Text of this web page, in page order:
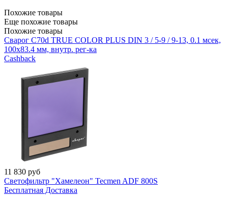
Похожие товары
Еще похожие товары
Похожие товары
Сварог C70d TRUE COLOR PLUS DIN 3 / 5-9 / 9-13, 0.1 мсек,
100x83.4 мм, внутр. рег-ка
Cashback
11 830 руб
Светофильтр "Хамелеон" Tecmen ADF 800S
Бесплатная Доставка